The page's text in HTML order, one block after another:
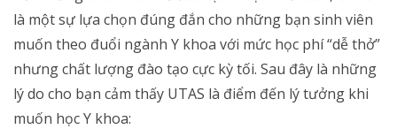
là một sự lựa chọn đúng đắn cho những bạn sinh viên
muốn theo đuổi ngành Y khoa với mức học phí “dễ thở”
nhưng chất lượng đào tạo cực kỳ tối. Sau đây là những
lý do cho bạn cảm thấy UTAS là điểm đến lý tưởng khi
muốn học Y khoa: